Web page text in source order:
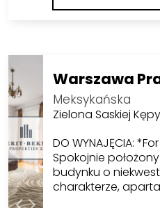
Warszawa
Meksykańska
Zielona Saskiej
DO WYNAJĘCIA:
Spokojnie
budynku o
charakterze,